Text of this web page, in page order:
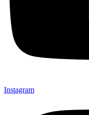
Instagram